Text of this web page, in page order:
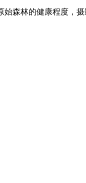
森林的健康程度，摄